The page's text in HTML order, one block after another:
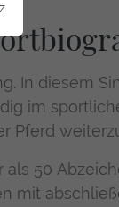
In diesem
im
Pferd
50
mit